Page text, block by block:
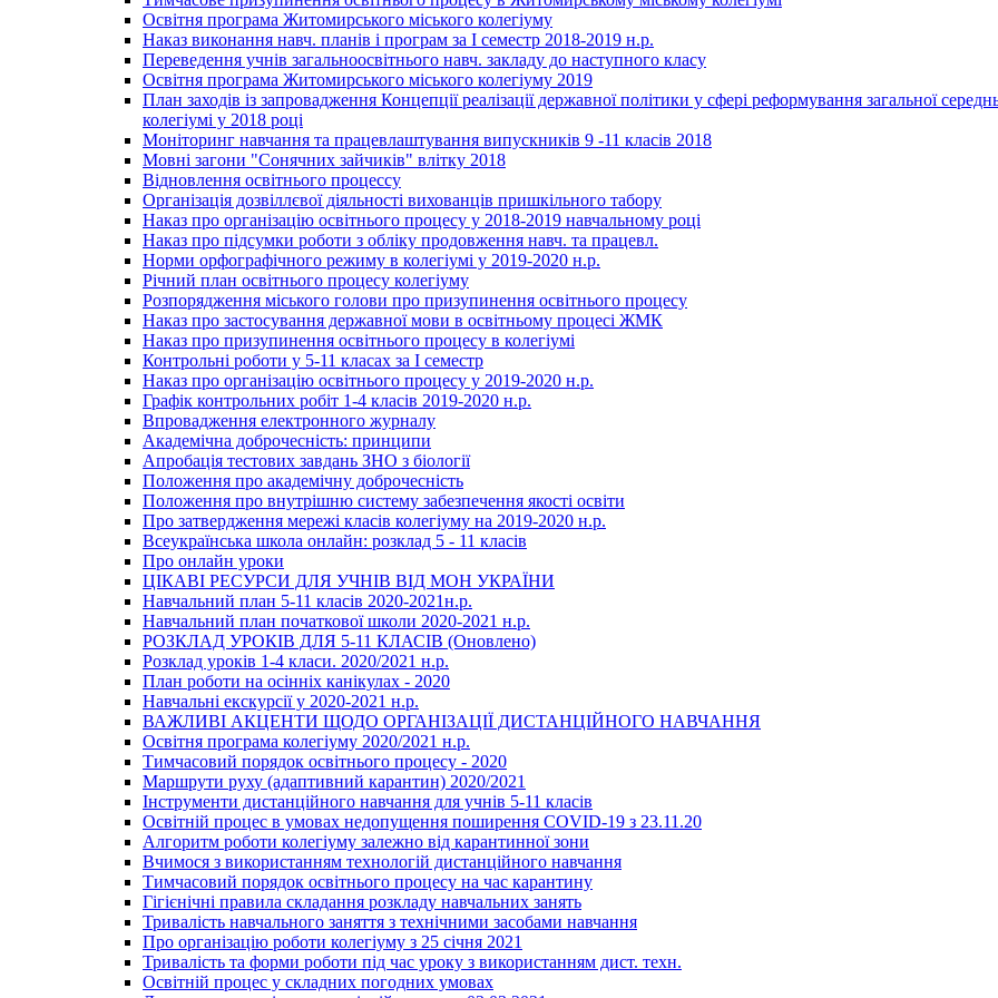
Освітня програма Житомирського міського колегіуму
Наказ виконання навч. планів і програм за І семестр 2018-2019 н.р.
Переведення учнів загальноосвітнього навч. закладу до наступного класу
Освітня програма Житомирського міського колегіуму 2019
План заходів із запровадження Концепції реалізації державної політики у сфері реформування загальної
колегіумі у 2018 році
Моніторинг навчання та працевлаштування випускників 9 -11 класів 2018
Мовні загони "Сонячних зайчиків" влітку 2018
Відновлення освітнього процессу
Організація дозвіллєвої діяльності вихованців пришкільного табору
Наказ про організацію освітнього процесу у 2018-2019 навчальному році
Наказ про підсумки роботи з обліку продовження навч. та працевл.
Норми орфографічного режиму в колегіумі у 2019-2020 н.р.
Річний план освітнього процесу колегіуму
Розпорядження міського голови про призупинення освітнього процесу
Наказ про застосування державної мови в освітньому процесі ЖМК
Наказ про призупинення освітнього процесу в колегіумі
Контрольні роботи у 5-11 класах за І семестр
Наказ про організацію освітнього процесу у 2019-2020 н.р.
Графік контрольних робіт 1-4 класів 2019-2020 н.р.
Впровадження електронного журналу
Академічна доброчесність: принципи
Апробація тестових завдань ЗНО з біології
Положення про академічну доброчесність
Положення про внутрішню систему забезпечення якості освіти
Про затвердження мережі класів колегіуму на 2019-2020 н.р.
Всеукраїнська школа онлайн: розклад 5 - 11 класів
Про онлайн уроки
ЦІКАВІ РЕСУРСИ ДЛЯ УЧНІВ ВІД МОН УКРАЇНИ
Навчальний план 5-11 класів 2020-2021н.р.
Навчальний план початкової школи 2020-2021 н.р.
РОЗКЛАД УРОКІВ ДЛЯ 5-11 КЛАСІВ (Оновлено)
Розклад уроків 1-4 класи. 2020/2021 н.р.
План роботи на осінніх канікулах - 2020
Навчальні екскурсії у 2020-2021 н.р.
ВАЖЛИВІ АКЦЕНТИ ЩОДО ОРГАНІЗАЦІЇ ДИСТАНЦІЙНОГО НАВЧАННЯ
Освітня програма колегіуму 2020/2021 н.р.
Тимчасовий порядок освітнього процесу - 2020
Маршрути руху (адаптивний карантин) 2020/2021
Інструменти дистанційного навчання для учнів 5-11 класів
Освітній процес в умовах недопущення поширення COVID-19 з 23.11.20
Алгоритм роботи колегіуму залежно від карантинної зони
Вчимося з використанням технологій дистанційного навчання
Тимчасовий порядок освітнього процесу на час карантину
Гігієнічні правила складання розкладу навчальних занять
Тривалість навчального заняття з технічними засобами навчання
Про організацію роботи колегіуму з 25 січня 2021
Тривалість та форми роботи під час уроку з використанням дист. техн.
Освітній процес у складних погодних умовах